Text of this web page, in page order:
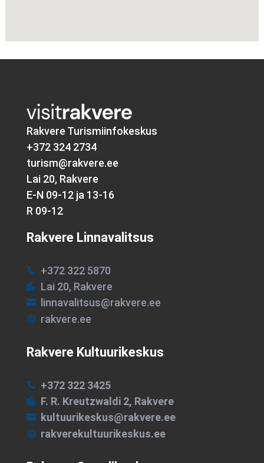
Rakvere Turismiinfokeskus
+372 324 2734
turism@rakvere.ee
Lai 20, Rakvere
E-N 09-12 ja 13-16
R 09-12
Rakvere Linnavalitsus
 +372 322 5870
 Lai 20, Rakvere
 linnavalitsus@rakvere.ee
 rakvere.ee
Rakvere Kultuurikeskus
 +372 322 3425
 F. R. Kreutzwaldi 2, Rakvere
 kultuurikeskus@rakvere.ee
 rakverekultuurikeskus.ee